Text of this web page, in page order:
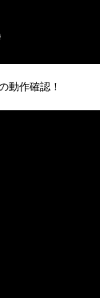
動作確認！